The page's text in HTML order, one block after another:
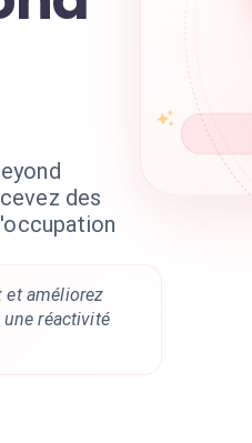
des
et améliorez
réactivité